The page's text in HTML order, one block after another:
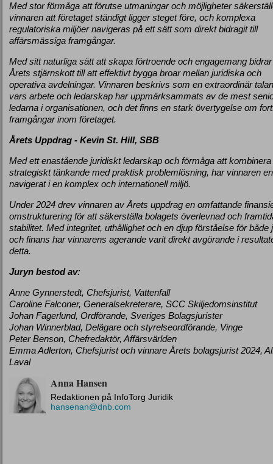
Med stor förmåga att förutse utmaningar och möjligheter
vinnaren att företaget ständigt ligger steget före, och komplexa
regulatoriska miljöer navigeras på ett sätt som direkt bidragit till
affärsmässiga framgångar.
Med sitt naturliga sätt att skapa förtroende och engagemang bidrar
Årets stjärnskott till att effektivt bygga broar mellan juridiska och
operativa avdelningar. Vinnaren beskrivs som en extraordinär
vars arbete och ledarskap har uppmärksammats av de mest
ledarna i organisationen, och det finns en stark övertygelse om
framgångar inom företaget.
Årets Uppdrag - Kevin St. Hill, SBB
Med ett enastående juridiskt ledarskap och förmåga att kombinera
strategiskt tänkande med praktisk problemlösning, har vinnaren
navigerat i en komplex och internationell miljö.
Under 2024 drev vinnaren av Årets uppdrag en omfattande
omstrukturering för att säkerställa bolagets överlevnad och
stabilitet. Med integritet, uthållighet och en djup förståelse för både
och finans har vinnarens agerande varit direkt avgörande i
detta.
Juryn bestod av:
Anne Gynnerstedt, Chefsjurist, Vattenfall
Caroline Falconer, Generalsekreterare, SCC Skiljedomsinstitut
Johan Fagerlund, Ordförande, Sveriges Bolagsjurister
Johan Winnerblad, Delägare och styrelseordförande, Vinge
Peter Benson, Chefredaktör, Affärsvärlden
Emma Adlerton, Chefsjurist och vinnare Årets bolagsjurist 2024,
Laval
Anna Hansen
Redaktionen på InfoTorg Juridik
hansenan@dnb.com